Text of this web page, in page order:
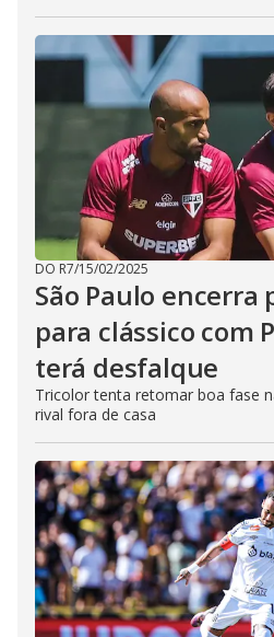
DO R7/15/02/2025
São Paulo encerra
para clássico com
terá desfalque
Tricolor tenta retomar boa fase
rival fora de casa